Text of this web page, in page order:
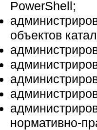
PowerShell;
объектов
нормативно-